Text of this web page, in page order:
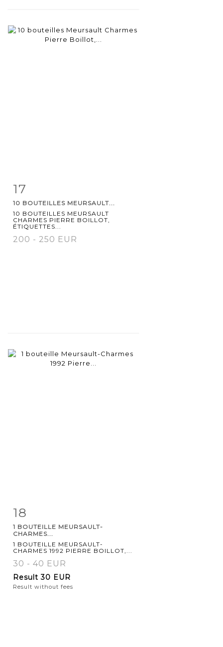
Item detail
17
10 BOUTEILLES MEURSAULT...
10 BOUTEILLES MEURSAULT
CHARMES PIERRE BOILLOT,
ÉTIQUETTES...
200 - 250 EUR
Item detail
18
1 BOUTEILLE MEURSAULT-
CHARMES...
1 BOUTEILLE MEURSAULT-
CHARMES 1992 PIERRE BOILLOT,...
30 - 40 EUR
Result30 EUR
Result without fees